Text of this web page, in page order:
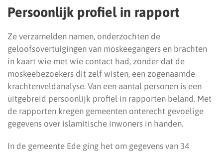
Persoonlijk profiel in rapport
Ze verzamelden namen, onderzochten de
geloofsovertuigingen van moskeegangers en brachten
in kaart wie met wie contact had, zonder dat de
moskeebezoekers dit zelf wisten, een zogenaamde
krachtenveldanalyse. Van een aantal personen is een
uitgebreid persoonlijk profiel in rapporten beland. Met
de rapporten kregen gemeenten onterecht gevoelige
gegevens over islamitische inwoners in handen.
In de gemeente Ede ging het om gegevens van 34